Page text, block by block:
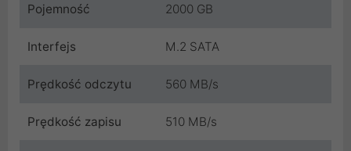
Pojemność 2000 GB
Interfejs M.2 SATA
Prędkość odczytu 560 MB/s
Prędkość zapisu 510 MB/s